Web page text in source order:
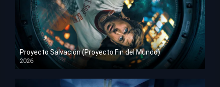
Proyecto Salvación (Proyecto Fin del Mundo)
2026
HD 1080p